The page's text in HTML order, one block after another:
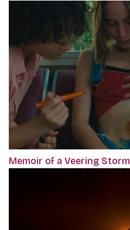
Memoir of a Veering Storm